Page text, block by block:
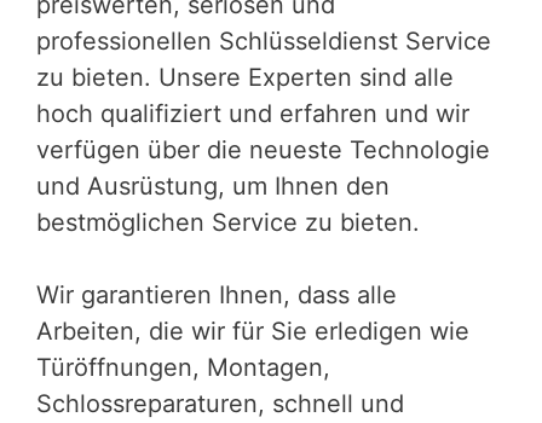
professionellen Schlüsseldienst Service
zu bieten. Unsere Experten sind alle
hoch qualifiziert und erfahren und wir
verfügen über die neueste Technologie
und Ausrüstung, um Ihnen den
bestmöglichen Service zu bieten.
Wir garantieren Ihnen, dass alle
Arbeiten, die wir für Sie erledigen wie
Türöffnungen, Montagen,
Schlossreparaturen, schnell und